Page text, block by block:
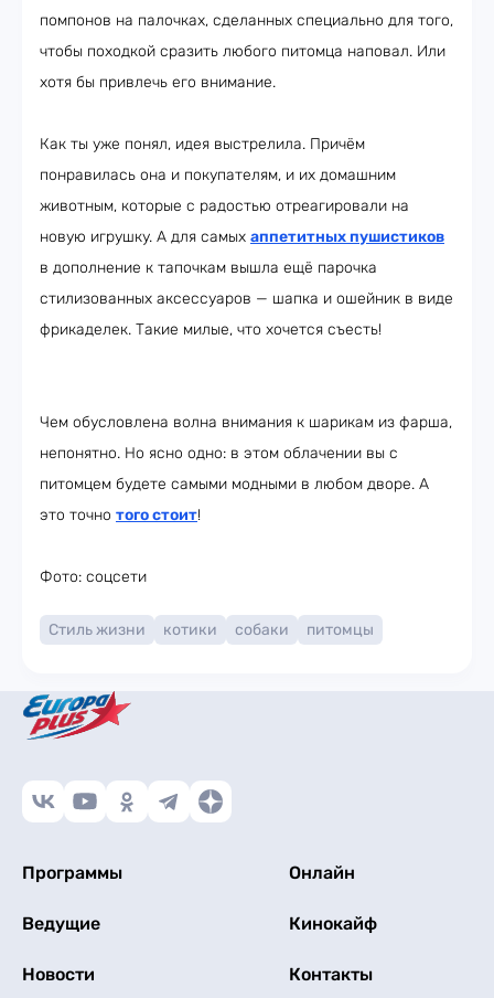
помпонов на палочках, сделанных специально для того,
чтобы походкой сразить любого питомца наповал. Или
хотя бы привлечь его внимание.
Как ты уже понял, идея выстрелила. Причём
понравилась она и покупателям, и их домашним
животным, которые с радостью отреагировали на
новую игрушку. А для самых аппетитных пушистиков
в дополнение к тапочкам вышла ещё парочка
стилизованных аксессуаров — шапка и ошейник в виде
фрикаделек. Такие милые, что хочется съесть!
Чем обусловлена волна внимания к шарикам из фарша,
непонятно. Но ясно одно: в этом облачении вы с
питомцем будете самыми модными в любом дворе. А
это точно того стоит!
Фото: соцсети
Стиль жизни котики собаки питомцы
Программы Онлайн
Ведущие Кинокайф
Новости Контакты